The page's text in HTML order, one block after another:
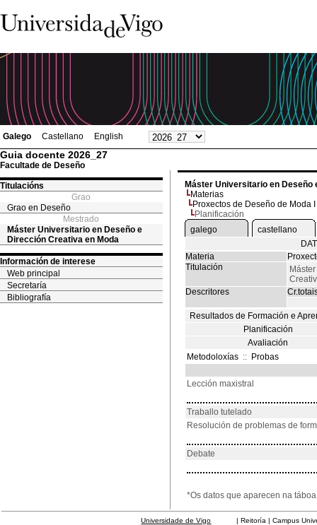
Galego Castellano English
Guia docente 2026_27
Facultade de Deseño
Titulacións
Grao
Grao en Deseño
Mestrado
Máster Universitario en Deseño e
Dirección Creativa en Moda
Información de interese
Web principal
Secretaría
Bibliografía
Máster Universitario en Deseño
Materias
Proxectos de Deseño de Moda I
Planificación
galego
castellano
Materia
Titulación
Descritores
Resultados de Formación e
Planificación
Avaliación
Metodoloxías :: Probas
Lección maxistral
Traballo tutelado
Resolución de problemas de
Debate
*Os datos que aparecen na
Universidade de Vigo | Reitoría | Campus